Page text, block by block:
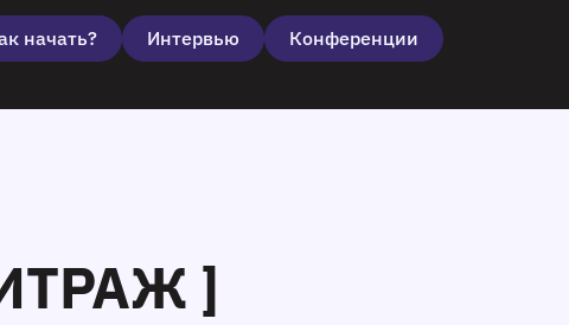
начать? Интервью Конференции
]